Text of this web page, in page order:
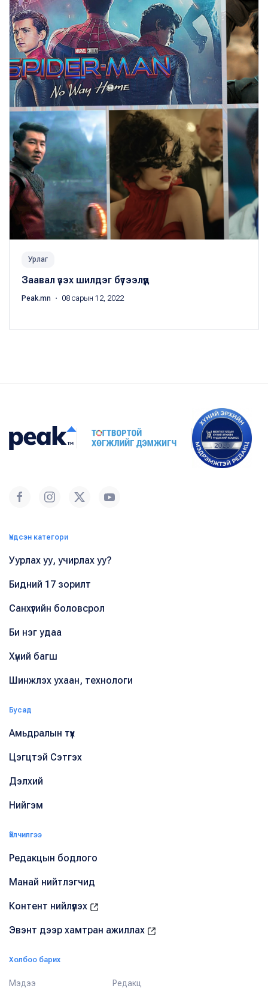
Урлаг
Заавал үзэх шилдэг бүтээлүүд
Peak.mn ・ 08 сарын 12, 2022
Үндсэн категори
Уурлах уу, учирлах уу?
Бидний 17 зорилт
Санхүүгийн боловсрол
Би нэг удаа
Хүний багш
Шинжлэх ухаан, технологи
Бусад
Амьдралын түүх
Цэгцтэй Сэтгэх
Дэлхий
Нийгэм
Үйлчилгээ
Редакцын бодлого
Манай нийтлэгчид
Контент нийлүүлэх
Эвэнт дээр хамтран ажиллах
Холбоо барих
Мэдээ Редакц